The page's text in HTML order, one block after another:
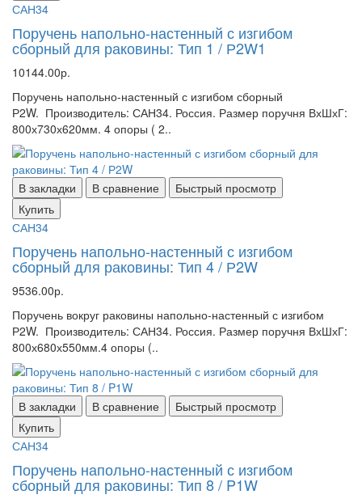
САН34
Поручень напольно-настенный с изгибом
сборный для раковины: Тип 1 / Р2W1
10144.00р.
Поручень напольно-настенный с изгибом сборный
Р2W. Производитель: САН34. Россия. Размер поручня ВхШхГ:
800х730х620мм. 4 опоры ( 2..
В закладки В сравнение
Быстрый просмотр
Купить
САН34
Поручень напольно-настенный с изгибом
сборный для раковины: Тип 4 / Р2W
9536.00р.
Поручень вокруг раковины напольно-настенный с изгибом
Р2W. Производитель: САН34. Россия. Размер поручня ВхШхГ:
800х680х550мм.4 опоры (..
В закладки В сравнение
Быстрый просмотр
Купить
САН34
Поручень напольно-настенный с изгибом
сборный для раковины: Тип 8 / P1W